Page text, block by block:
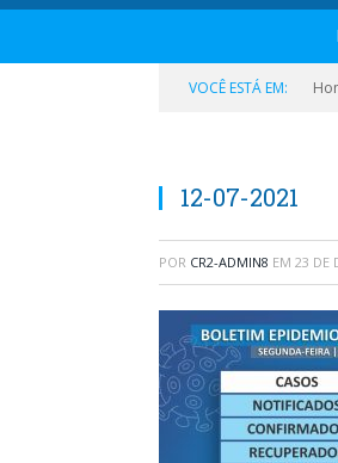
VOCÊ ESTÁ EM:
12-07-2021
POR CR2-ADMIN8 EM 23 DE